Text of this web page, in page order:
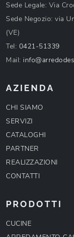
Sede Legale: Via
Sede Negozio: via
(VE)
Tel: 0421-51339
Mail:
AZIENDA
CHI SIAMO
SERVIZI
CATALOGHI
PARTNER
REALIZZAZIONI
CONTATTI
PRODOTTI
CUCINE